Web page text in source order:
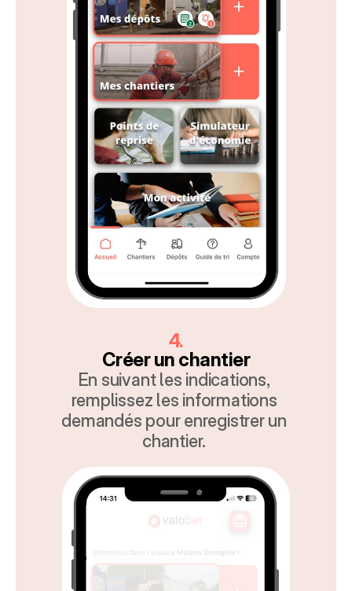
4.
Créer un chantier
En suivant les indications,
remplissez les informations
demandés pour enregistrer un
chantier.